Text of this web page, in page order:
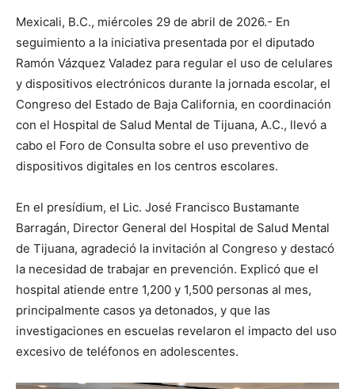
Mexicali, B.C., miércoles 29 de abril de 2026.- En
seguimiento a la iniciativa presentada por el diputado
Ramón Vázquez Valadez para regular el uso de celulares
y dispositivos electrónicos durante la jornada escolar, el
Congreso del Estado de Baja California, en coordinación
con el Hospital de Salud Mental de Tijuana, A.C., llevó a
cabo el Foro de Consulta sobre el uso preventivo de
dispositivos digitales en los centros escolares.
En el presídium, el Lic. José Francisco Bustamante
Barragán, Director General del Hospital de Salud Mental
de Tijuana, agradeció la invitación al Congreso y destacó
la necesidad de trabajar en prevención. Explicó que el
hospital atiende entre 1,200 y 1,500 personas al mes,
principalmente casos ya detonados, y que las
investigaciones en escuelas revelaron el impacto del uso
excesivo de teléfonos en adolescentes.